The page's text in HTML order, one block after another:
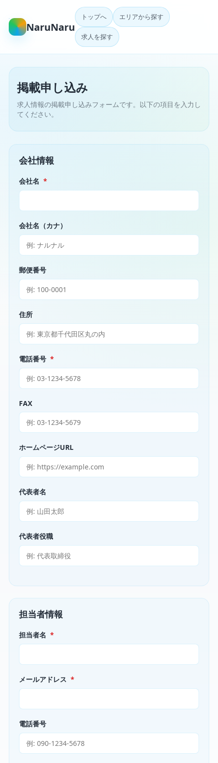
NaruNaru
トップへ エリアから探す
求人を探す
掲載申し込み
求人情報の掲載申し込みフォームです。以下の項目を入力し
てください。
会社情報
会社名 *
会社名（カナ）
郵便番号
住所
電話番号 *
FAX
ホームページURL
代表者名
代表者役職
担当者情報
担当者名 *
メールアドレス *
電話番号